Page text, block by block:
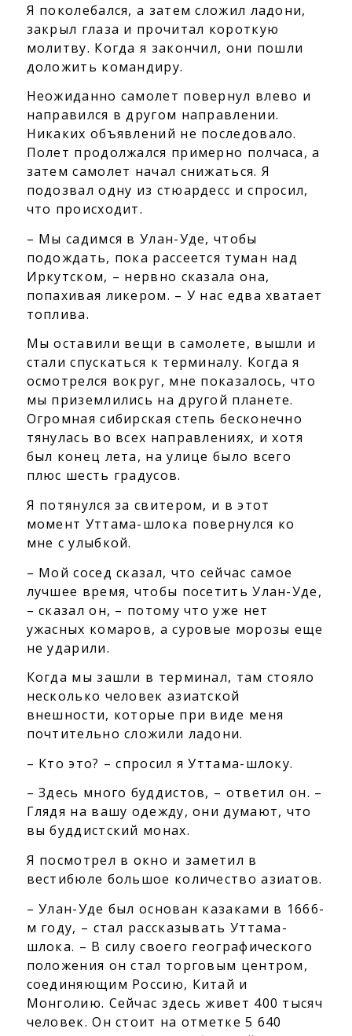
Я поколебался, а затем сложил ладони,
закрыл глаза и прочитал короткую
молитву. Когда я закончил, они пошли
доложить командиру.
Неожиданно самолет повернул влево и
направился в другом направлении.
Никаких объявлений не последовало.
Полет продолжался примерно полчаса, а
затем самолет начал снижаться. Я
подозвал одну из стюардесс и спросил,
что происходит.
– Мы садимся в Улан-Уде, чтобы
подождать, пока рассеется туман над
Иркутском, – нервно сказала она,
попахивая ликером. – У нас едва хватает
топлива.
Мы оставили вещи в самолете, вышли и
стали спускаться к терминалу. Когда я
осмотрелся вокруг, мне показалось, что
мы приземлились на другой планете.
Огромная сибирская степь бесконечно
тянулась во всех направлениях, и хотя
был конец лета, на улице было всего
плюс шесть градусов.
Я потянулся за свитером, и в этот
момент Уттама-шлока повернулся ко
мне с улыбкой.
– Мой сосед сказал, что сейчас самое
лучшее время, чтобы посетить Улан-Уде,
– сказал он, – потому что уже нет
ужасных комаров, а суровые морозы еще
не ударили.
Когда мы зашли в терминал, там стояло
несколько человек азиатской
внешности, которые при виде меня
почтительно сложили ладони.
– Кто это? – спросил я Уттама-шлоку.
– Здесь много буддистов, – ответил он. –
Глядя на вашу одежду, они думают, что
вы буддистский монах.
Я посмотрел в окно и заметил в
вестибюле большое количество азиатов.
– Улан-Уде был основан казаками в 1666-
м году, – стал рассказывать Уттама-
шлока. – В силу своего географического
положения он стал торговым центром,
соединяющим Россию, Китай и
Монголию. Сейчас здесь живет 400 тысяч
человек. Он стоит на отметке 5 640